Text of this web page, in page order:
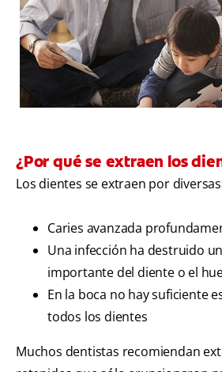
¿Por qué se extraen los
Los dientes se extraen por
Caries avanzada
Una infección ha destruido
importante del diente o el
En la boca no hay suficiente
todos los dientes
Muchos dentistas recomiendan